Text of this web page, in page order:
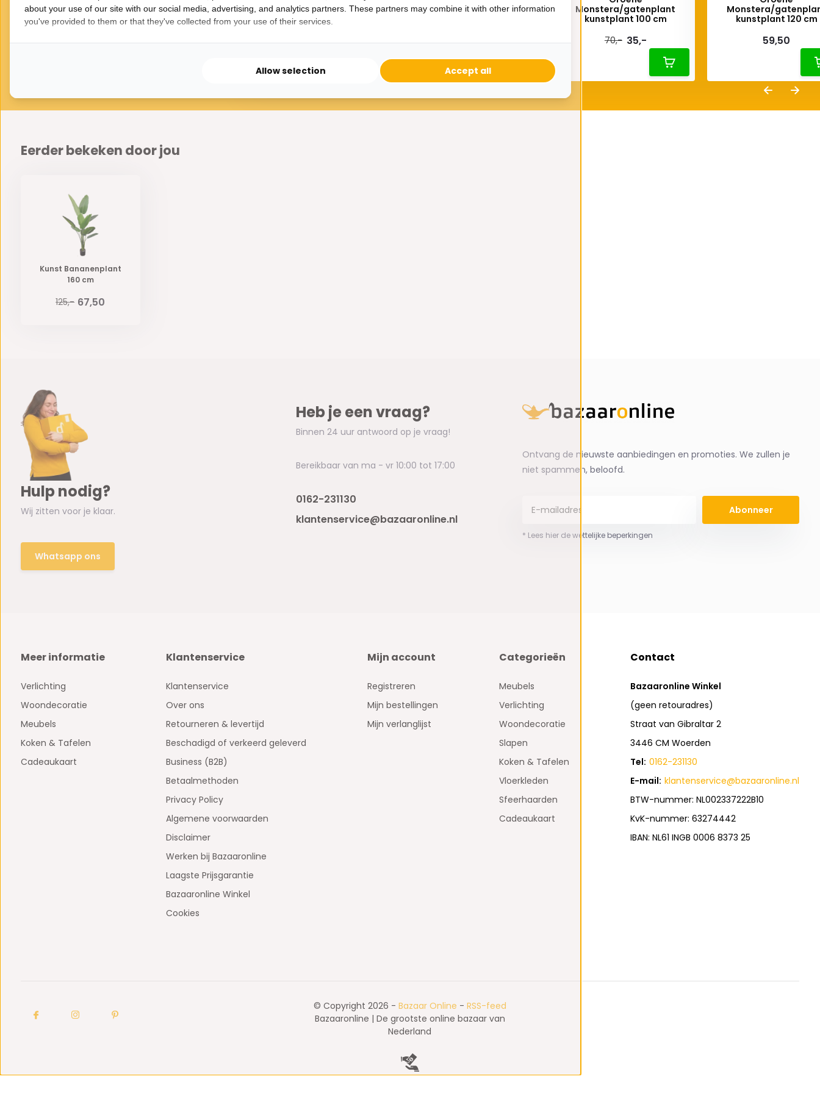
gatenplant
120 cm
59,50
190 cm
367,50
99,- 47,50
Monstera/gatenplant
kunstplant 100 cm
70,- 35,-
Monstera/
kunstplant 120 cm
59,50
Eerder bekeken door jou
Kunst Bananenplant
160 cm
125,- 67,50
Hulp nodig?
Wij zitten voor je klaar.
Whatsapp ons
Heb je een vraag?
Binnen 24 uur antwoord op je vraag!
Bereikbaar van ma - vr 10:00 tot 17:00
0162-231130
klantenservice@bazaaronline.nl
Ontvang de nieuwste aanbiedingen en promoties. We zullen je
niet spammen, beloofd.
Abonneer
* Lees hier de wettelijke beperkingen
Meer informatie
Verlichting
Woondecoratie
Meubels
Koken & Tafelen
Cadeaukaart
Klantenservice
Klantenservice
Over ons
Retourneren & levertijd
Beschadigd of verkeerd geleverd
Business (B2B)
Betaalmethoden
Privacy Policy
Algemene voorwaarden
Disclaimer
Werken bij Bazaaronline
Laagste Prijsgarantie
Bazaaronline Winkel
Cookies
Mijn account
Registreren
Mijn bestellingen
Mijn verlanglijst
Categorieën
Meubels
Verlichting
Woondecoratie
Slapen
Koken & Tafelen
Vloerkleden
Sfeerhaarden
Cadeaukaart
Contact
Bazaaronline Winkel
(geen retouradres)
Straat van Gibraltar 2
3446 CM Woerden
Tel: 0162-231130
E-mail: klantenservice@bazaaronline.nl
BTW-nummer: NL002337222B10
KvK-nummer: 63274442
IBAN: NL61 INGB 0006 8373 25
© Copyright 2026 - Bazaar Online - RSS-feed
Bazaaronline | De grootste online bazaar van
Nederland
about your use of our site with our social media, advertising, and analytics partners. These partners may combine it with other information
you've provided to them or that they've collected from your use of their services.
Allow selection Accept all